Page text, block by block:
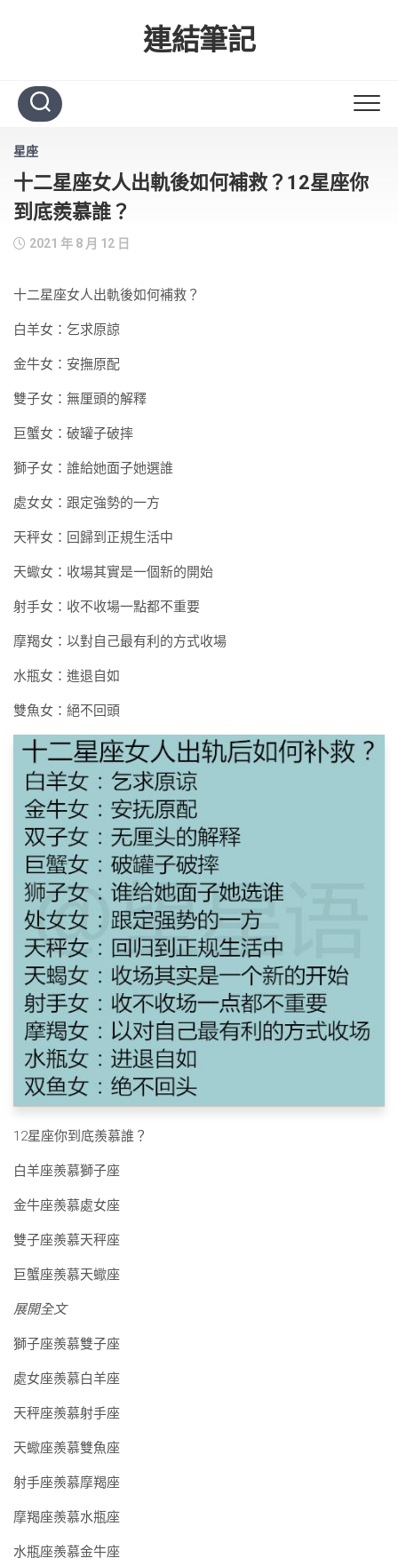
連結筆記
星座
十二星座女人出軌後如何補救？12星座你
到底羨慕誰？
2021 年 8 月 12 日
十二星座女人出軌後如何補救？
白羊女：乞求原諒
金牛女：安撫原配
雙子女：無厘頭的解釋
巨蟹女：破罐子破摔
獅子女：誰給她面子她選誰
處女女：跟定強勢的一方
天秤女：回歸到正規生活中
天蠍女：收場其實是一個新的開始
射手女：收不收場一點都不重要
摩羯女：以對自己最有利的方式收場
水瓶女：進退自如
雙魚女：絕不回頭
12星座你到底羨慕誰？
白羊座羨慕獅子座
金牛座羨慕處女座
雙子座羨慕天秤座
巨蟹座羨慕天蠍座
展開全文
獅子座羨慕雙子座
處女座羨慕白羊座
天秤座羨慕射手座
天蠍座羨慕雙魚座
射手座羨慕摩羯座
摩羯座羨慕水瓶座
水瓶座羨慕金牛座